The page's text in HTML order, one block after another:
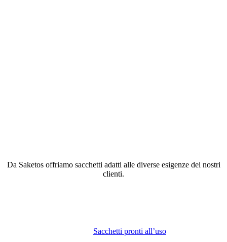
Da Saketos offriamo sacchetti adatti alle diverse esigenze dei nostri
clienti.
Sacchetti pronti all’uso